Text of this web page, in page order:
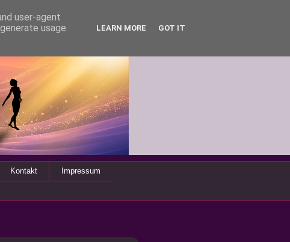
Kontakt Impressum
user-agent
usage
LEARN MORE GOT IT